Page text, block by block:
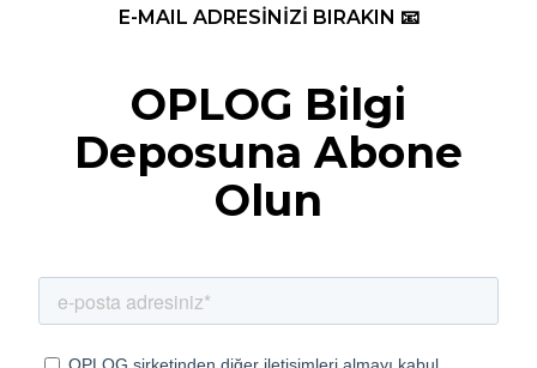
E-MAIL ADRESİNİZİ BIRAKIN 📧
OPLOG Bilgi
Deposuna Abone
Olun